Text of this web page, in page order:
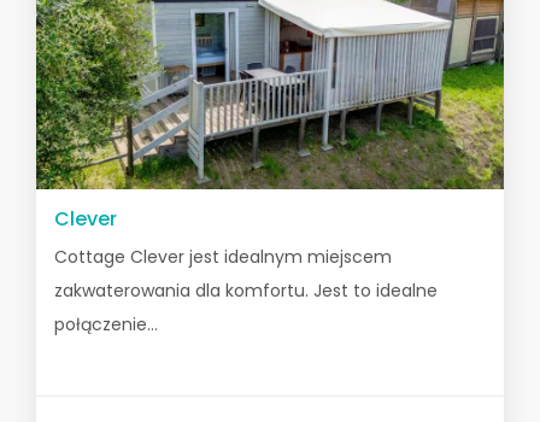
Clever
Cottage Clever jest idealnym miejscem
zakwaterowania dla komfortu. Jest to idealne
połączenie...